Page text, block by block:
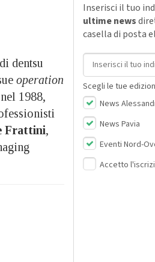
dentsu
operation
1988,
Frattini,
Inserisci il tuo
ultime news
casella di posta
Indirizzo email
Scegli le tue
News
News Pavia
Eventi Nord-
Accetto